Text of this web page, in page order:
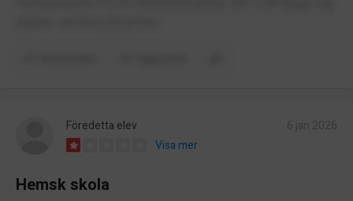
Föredetta elev
Visa mer
Hemsk skola